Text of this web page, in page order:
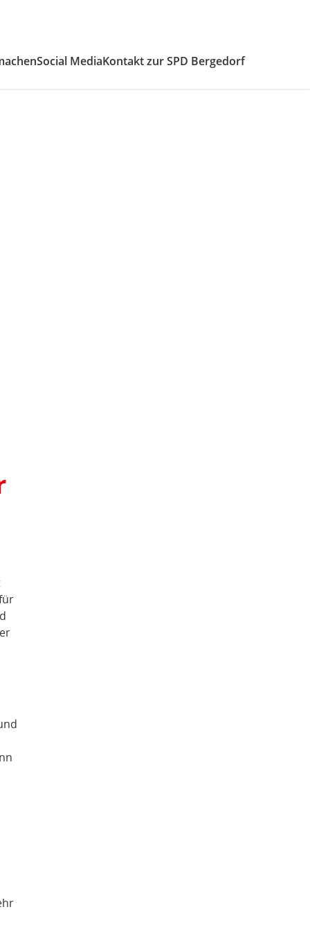
Social MediaKontakt zur SPD Bergedorf